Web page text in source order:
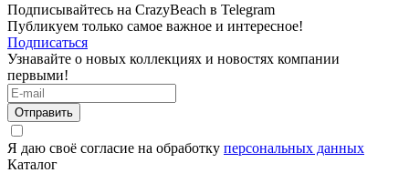
Подписывайтесь на CrazyBeach в Telegram
Публикуем только самое важное и интересное!
Подписаться
Узнавайте о новых коллекциях и новостях компании
первыми!
Отправить
Я даю своё согласие на обработку персональных данных
Каталог